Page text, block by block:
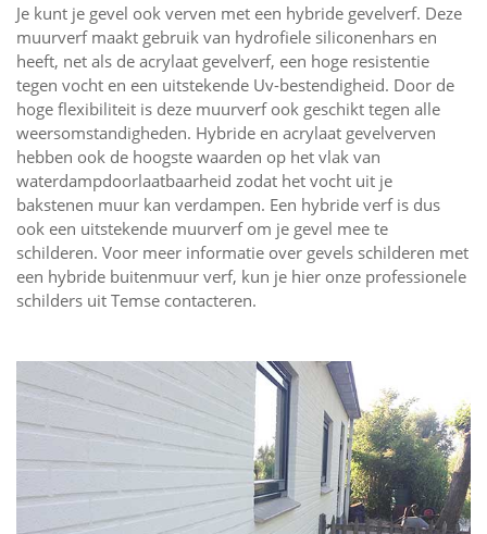
Je kunt je gevel ook verven met een hybride gevelverf. Deze
muurverf maakt gebruik van hydrofiele siliconenhars en
heeft, net als de acrylaat gevelverf, een hoge resistentie
tegen vocht en een uitstekende Uv-bestendigheid. Door de
hoge flexibiliteit is deze muurverf ook geschikt tegen alle
weersomstandigheden. Hybride en acrylaat gevelverven
hebben ook de hoogste waarden op het vlak van
waterdampdoorlaatbaarheid zodat het vocht uit je
bakstenen muur kan verdampen. Een hybride verf is dus
ook een uitstekende muurverf om je gevel mee te
schilderen. Voor meer informatie over gevels schilderen met
een hybride buitenmuur verf, kun je hier onze professionele
schilders uit Temse contacteren.